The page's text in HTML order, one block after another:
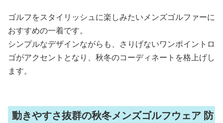
ゴルフをスタイリッシュに楽しみたいメンズゴルファーに
おすすめの一着です。
シンプルなデザインながらも、さりげないワンポイントロ
ゴがアクセントとなり、秋冬のコーディネートを格上げし
ます。
動きやすさ抜群の秋冬メンズゴルフウェア 防